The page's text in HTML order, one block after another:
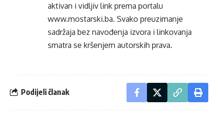
aktivan i vidljiv link prema portalu
www.mostarski.ba. Svako preuzimanje
sadržaja bez navođenja izvora i linkovanja
smatra se kršenjem autorskih prava.
Podijeli članak